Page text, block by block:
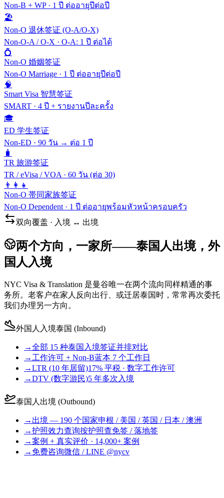
Non-B + WP· 1 ปี ต่ออายุปีต่อปี
🏖️
Non-O 退休签证 (O-A/O-X)
Non-O-A / O-X · O-A: 1 ปี ต่อได้
💍
Non-O 婚姻签证
Non-O Marriage · 1 ปี ต่ออายุปีต่อปี
🧠
Smart Visa 智慧签证
SMART · 4 ปี + รายงานปีละครั้ง
🎓
ED 学生签证
Non-ED · 90 วัน → ต่อ 1 ปี
🧳
TR 旅游签证
TR / eVisa / VOA · 60 วัน (ต่อ 30)
👨‍👩‍👧
Non-O 帯同家族签证
Non-O Dependent · 1 ปี ต่ออายุพร้อมหัวหน้าครอบครัว
双向覆盖 · 入境 ↔ 出境
两个方向，一家所——泰国人出境，外
国人入境
NYC Visa & Translation 是曼谷唯一在两个流向同样精通的事
务所。老客户在家人反向出行、或迁居泰国时，常常再次委托
我们办理另一方向。
外国人入境泰国 (Inbound)
→全部 15 种泰国入境签证并排对比
→工作许可 + Non-B蓝本 7 个工作日
→LTR (10 年居留)17% 平税 · 数字工作许可
→DTV (数字游民)5 年多次入境
泰国人出境 (Outbound)
→ 出境 — 190 个国家申根 / 美国 / 英国 / 日本 / 澳洲
→护照效力查询按护照查免签 / 落地签
→案例 + 真实评价 · 14,000+ 案例
→ 免费咨询微信 / LINE @nycv